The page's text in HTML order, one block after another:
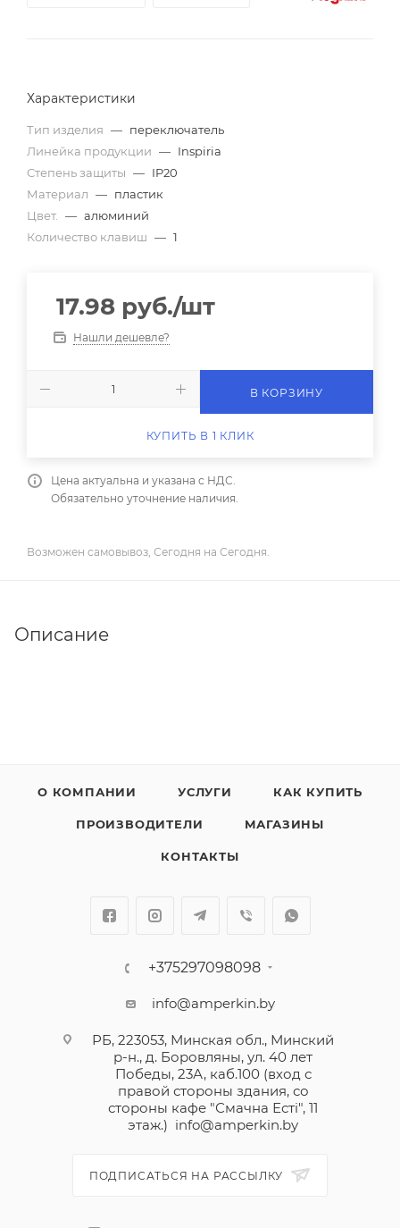
Характеристики
Тип изделия — переключатель
Линейка продукции — Inspiria
Степень защиты — IP20
Материал — пластик
Цвет.
— алюминий
Количество клавиш — 1
17.98 руб./шт
Нашли дешевле?
В КОРЗИНУ
КУПИТЬ В 1 КЛИК
Цена актуальна и указана с НДС.
Обязательно уточнение наличия.
Возможен самовывоз, Сегодня на Сегодня.
Описание
О КОМПАНИИ УСЛУГИ КАК КУПИТЬ
ПРОИЗВОДИТЕЛИ МАГАЗИНЫ
КОНТАКТЫ
+375297098098
info@amperkin.by
РБ, 223053, Минская обл., Минский
р-н., д. Боровляны, ул. 40 лет
Победы, 23А, каб.100 (вход с
правой стороны здания, со
стороны кафе "Смачна Естi", 11
этаж.) info@amperkin.by
ПОДПИСАТЬСЯ НА РАССЫЛКУ